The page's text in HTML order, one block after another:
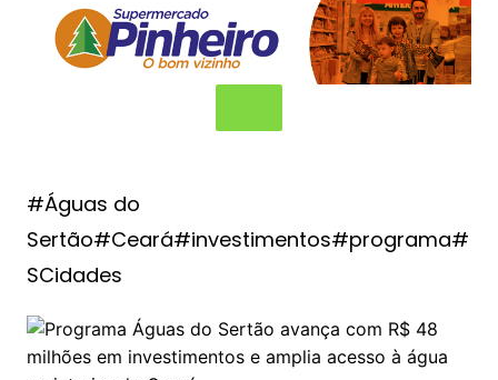
#Águas do
Sertão#Ceará#investimentos#programa#
SCidades